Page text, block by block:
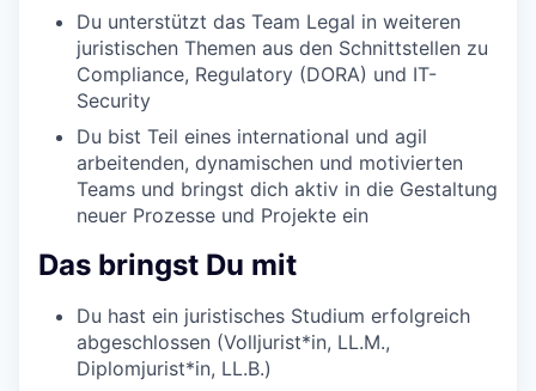
Du unterstützt das Team Legal in weiteren
juristischen Themen aus den Schnittstellen zu
Compliance, Regulatory (DORA) und IT-
Security
Du bist Teil eines international und agil
arbeitenden, dynamischen und motivierten
Teams und bringst dich aktiv in die Gestaltung
neuer Prozesse und Projekte ein
Das bringst Du mit
Du hast ein juristisches Studium erfolgreich
abgeschlossen (Volljurist*in, LL.M.,
Diplomjurist*in, LL.B.)